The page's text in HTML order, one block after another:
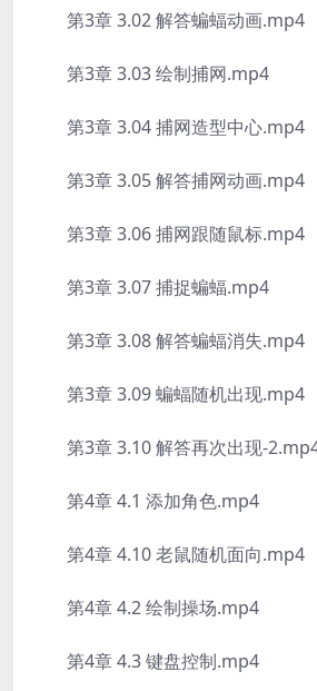
第3章 3.02 解答蝙蝠动画.mp4
第3章 3.03 绘制捕网.mp4
第3章 3.04 捕网造型中心.mp4
第3章 3.05 解答捕网动画.mp4
第3章 3.06 捕网跟随鼠标.mp4
第3章 3.07 捕捉蝙蝠.mp4
第3章 3.08 解答蝙蝠消失.mp4
第3章 3.09 蝙蝠随机出现.mp4
第3章 3.10 解答再次出现-
第4章 4.1 添加角色.mp4
第4章 4.10 老鼠随机面向.mp4
第4章 4.2 绘制操场.mp4
第4章 4.3 键盘控制.mp4